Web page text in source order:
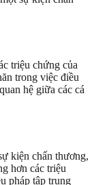
triệu chứng của
trong việc điều
hệ giữa các cá
kiện chấn thương,
hơn các triệu
pháp tập trung